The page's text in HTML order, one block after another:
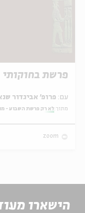
פרשת בחוקותי
עם:
מתוך: לא רק פרשת השבוע -
zoom
הישארו